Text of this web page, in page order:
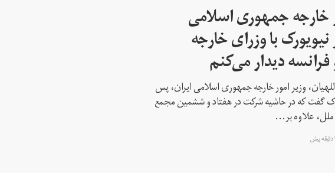
خارجه جمهوری اسلامی
با وزرای خارجه
فرانسه دیدار می‌کنم
وزیر امور خارجه جمهوری اسلامی ایران، پس
گفت که در حاشیه شرکت در هفتاد و ششمین مجمع
علاوه بر...